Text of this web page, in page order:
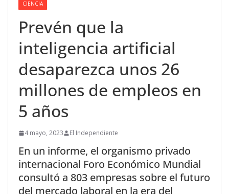
CIENCIA
Prevén que la
inteligencia artificial
desaparezca unos 26
millones de empleos en
5 años
4 mayo, 2023 El Independiente
En un informe, el organismo privado
internacional Foro Económico Mundial
consultó a 803 empresas sobre el futuro
del mercado laboral en la era del